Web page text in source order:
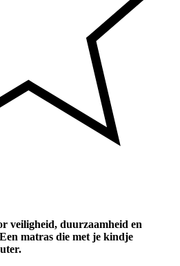
veiligheid, duurzaamheid en
matras die met je kindje